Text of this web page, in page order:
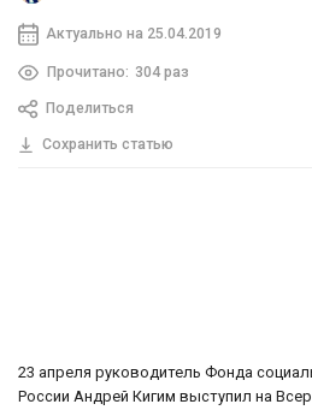
Актуально на 25.04.2019
Прочитано: 304 раз
Поделиться
Сохранить статью
23 апреля руководитель Фонда
России Андрей Кигим выступил на